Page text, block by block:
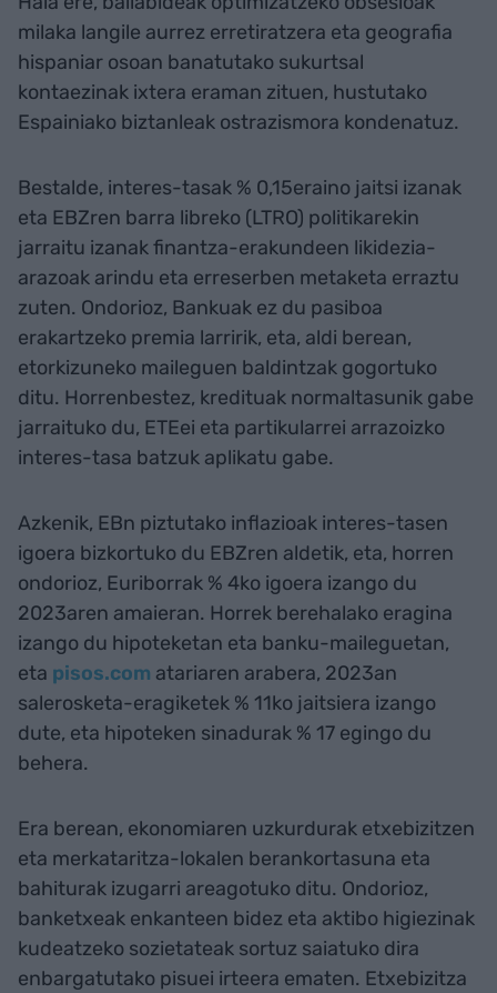
milaka langile aurrez erretiratzera eta geografia
hispaniar osoan banatutako sukurtsal
kontaezinak ixtera eraman zituen, hustutako
Espainiako biztanleak ostrazismora kondenatuz.
Bestalde, interes-tasak % 0,15eraino jaitsi izanak
eta EBZren barra libreko (LTRO) politikarekin
jarraitu izanak finantza-erakundeen likidezia-
arazoak arindu eta erreserben metaketa erraztu
zuten. Ondorioz, Bankuak ez du pasiboa
erakartzeko premia larririk, eta, aldi berean,
etorkizuneko maileguen baldintzak gogortuko
ditu. Horrenbestez, kredituak normaltasunik gabe
jarraituko du, ETEei eta partikularrei arrazoizko
interes-tasa batzuk aplikatu gabe.
Azkenik, EBn piztutako inflazioak interes-tasen
igoera bizkortuko du EBZren aldetik, eta, horren
ondorioz, Euriborrak % 4ko igoera izango du
2023aren amaieran. Horrek berehalako eragina
izango du hipoteketan eta banku-maileguetan,
eta pisos.com atariaren arabera, 2023an
salerosketa-eragiketek % 11ko jaitsiera izango
dute, eta hipoteken sinadurak % 17 egingo du
behera.
Era berean, ekonomiaren uzkurdurak etxebizitzen
eta merkataritza-lokalen berankortasuna eta
bahiturak izugarri areagotuko ditu. Ondorioz,
banketxeak enkanteen bidez eta aktibo higiezinak
kudeatzeko sozietateak sortuz saiatuko dira
enbargatutako pisuei irteera ematen. Etxebizitza